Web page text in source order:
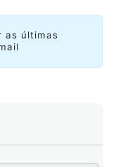
as últimas